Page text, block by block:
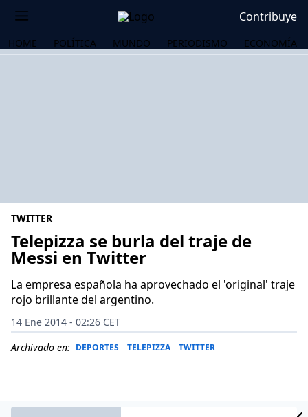
Contribuye
HOME POLÍTICA MUNDO PERIODISMO ECONOMÍA
TWITTER
Telepizza se burla del traje de
Messi en Twitter
La empresa española ha aprovechado el 'original' traje
rojo brillante del argentino.
14 Ene 2014 - 02:26 CET
Archivado en: DEPORTES TELEPIZZA TWITTER